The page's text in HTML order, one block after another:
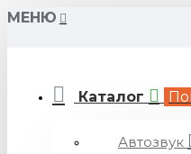
МЕНЮ
Каталог
Автозвук